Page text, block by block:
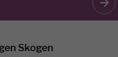
Skogen